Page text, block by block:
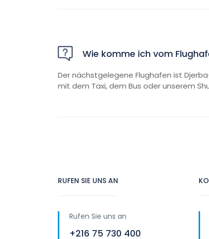
Wie komme ich vom
Der nächstgelegene Flughafen ist
mit dem Taxi, dem Bus oder unserem
RUFEN SIE UNS AN
Rufen Sie uns an
+216 75 730 400